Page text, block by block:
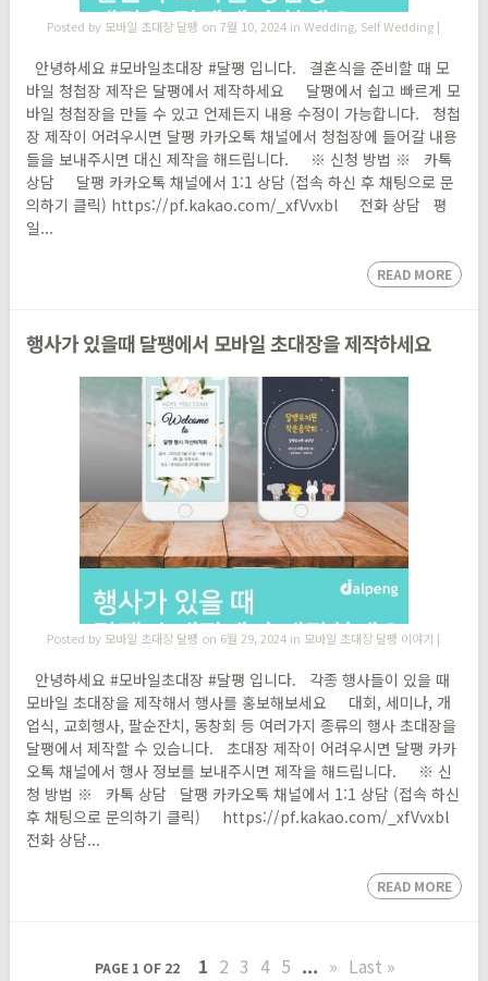
Posted by 모바일 초대장 달팽 on 7월 10, 2024 inWedding, Self Wedding |
안녕하세요 #모바일초대장 #달팽 입니다. 결혼식을 준비할 때 모
바일 청첩장 제작은 달팽에서 제작하세요 달팽에서 쉽고 빠르게 모
바일 청첩장을 만들 수 있고 언제든지 내용 수정이 가능합니다. 청첩
장 제작이 어려우시면 달팽 카카오톡 채널에서 청첩장에 들어갈 내용
들을 보내주시면 대신 제작을 해드립니다. ※ 신청 방법 ※ 카톡
상담 달팽 카카오톡 채널에서 1:1 상담 (접속 하신 후 채팅으로 문
의하기 클릭) https://pf.kakao.com/_xfVvxbl 전화 상담 평
일...
READ MORE
행사가 있을때 달팽에서 모바일 초대장을 제작하세요
Posted by 모바일 초대장 달팽 on 6월 29, 2024 in 모바일 초대장 달팽 이야기 |
안녕하세요 #모바일초대장 #달팽 입니다. 각종 행사들이 있을 때
모바일 초대장을 제작해서 행사를 홍보해보세요 대회, 세미나, 개
업식, 교회행사, 팔순잔치, 동창회 등 여러가지 종류의 행사 초대장을
달팽에서 제작할 수 있습니다. 초대장 제작이 어려우시면 달팽 카카
오톡 채널에서 행사 정보를 보내주시면 제작을 해드립니다. ※ 신
청 방법 ※ 카톡 상담 달팽 카카오톡 채널에서 1:1 상담 (접속 하신
후 채팅으로 문의하기 클릭) https://pf.kakao.com/_xfVvxbl
전화 상담...
READ MORE
PAGE 1 OF 22 1 2 3 4 5 ... » Last »